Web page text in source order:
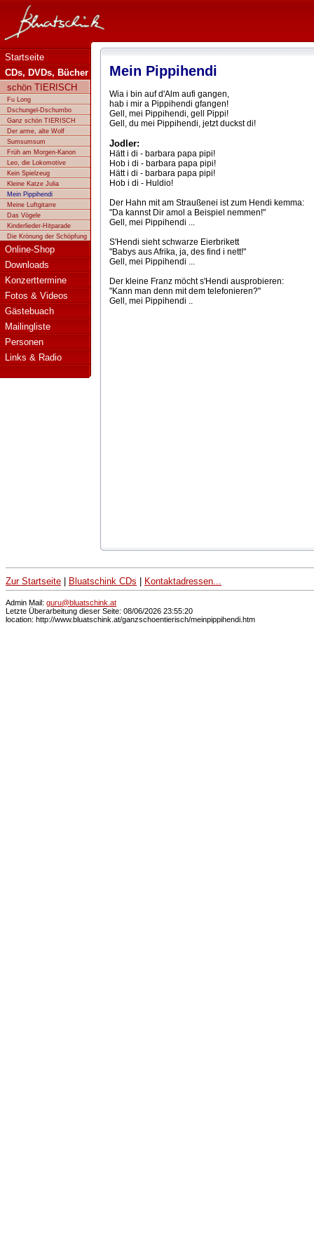
Bluatschink - Mein Pippihendi
Startseite
CDs, DVDs, Bücher
schön TIERISCH
Fu Long
Dschungel-Dschumbo
Ganz schön TIERISCH
Der arme, alte Wolf
Sumsumsum
Früh am Morgen-Kanon
Leo, die Lokomotive
Kein Spielzeug
Kleine Katze Julia
Mein Pippihendi
Meine Luftgitarre
Das Vögele
Kinderlieder-Hitparade
Die Krönung der Schöpfung
Online-Shop
Downloads
Konzerttermine
Fotos & Videos
Gästebuach
Mailingliste
Personen
Links & Radio
Mein Pippihendi
Wia i bin auf d'Alm aufi gangen,
hab i mir a Pippihendi gfangen!
Gell, mei Pippihendi, gell Pippi!
Gell, du mei Pippihendi, jetzt duckst di!
Jodler:
Hätt i di - barbara papa pipi!
Hob i di - barbara papa pipi!
Hätt i di - barbara papa pipi!
Hob i di - Huldio!
Der Hahn mit am Straußenei ist zum Hendi kemma:
"Da kannst Dir amol a Beispiel nemmen!"
Gell, mei Pippihendi ...
S'Hendi sieht schwarze Eierbrikett
"Babys aus Afrika, ja, des find i nett!"
Gell, mei Pippihendi ...
Der kleine Franz möcht s'Hendi ausprobieren:
"Kann man denn mit dem telefonieren?"
Gell, mei Pippihendi ..
Zur Startseite Bluatschink CDs Kontaktadressen...
Admin Mail: guru@bluatschink.at
Letzte Überarbeitung dieser Seite: 08/06/2026 23:55:20
location: http://www.bluatschink.at/ganzschoentierisch/meinpippihendi.htm